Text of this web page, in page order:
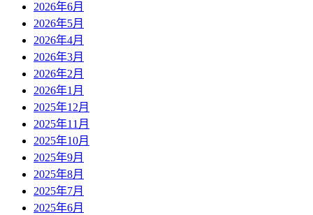
2026年6月
2026年5月
2026年4月
2026年3月
2026年2月
2026年1月
2025年12月
2025年11月
2025年10月
2025年9月
2025年8月
2025年7月
2025年6月